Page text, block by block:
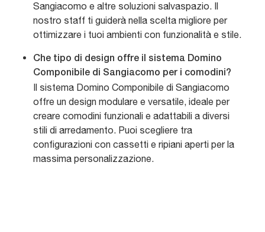
Sangiacomo e altre soluzioni salvaspazio. Il
nostro staff ti guiderà nella scelta migliore per
ottimizzare i tuoi ambienti con funzionalità e stile.
Che tipo di design offre il sistema Domino
Componibile di Sangiacomo per i comodini?
Il sistema Domino Componibile di Sangiacomo
offre un design modulare e versatile, ideale per
creare comodini funzionali e adattabili a diversi
stili di arredamento. Puoi scegliere tra
configurazioni con cassetti e ripiani aperti per la
massima personalizzazione.